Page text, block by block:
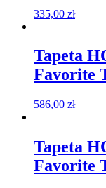
335,00 zł
Tapeta
Favorite
586,00 zł
Tapeta
Favorite